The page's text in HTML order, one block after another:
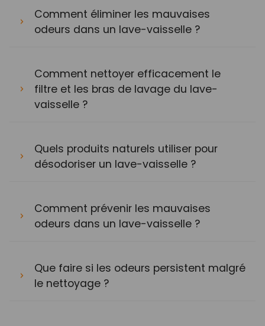
Comment éliminer les mauvaises
odeurs dans un lave-vaisselle ?
Comment nettoyer efficacement le
filtre et les bras de lavage du lave-
vaisselle ?
Quels produits naturels utiliser pour
désodoriser un lave-vaisselle ?
Comment prévenir les mauvaises
odeurs dans un lave-vaisselle ?
Que faire si les odeurs persistent malgré
le nettoyage ?